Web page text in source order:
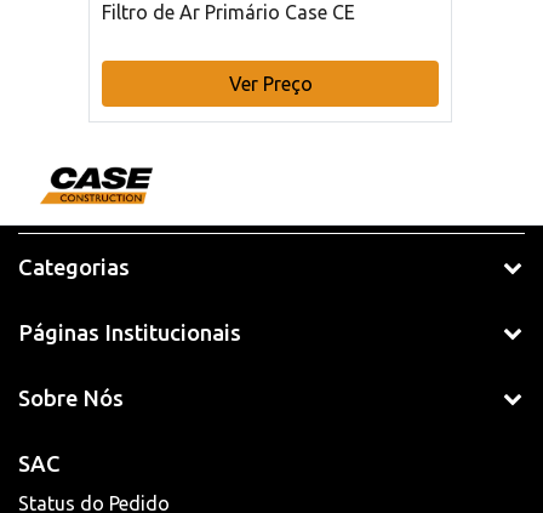
Filtro de Ar Primário Case CE
Ver Preço
Categorias
Páginas Institucionais
Sobre Nós
SAC
Status do Pedido